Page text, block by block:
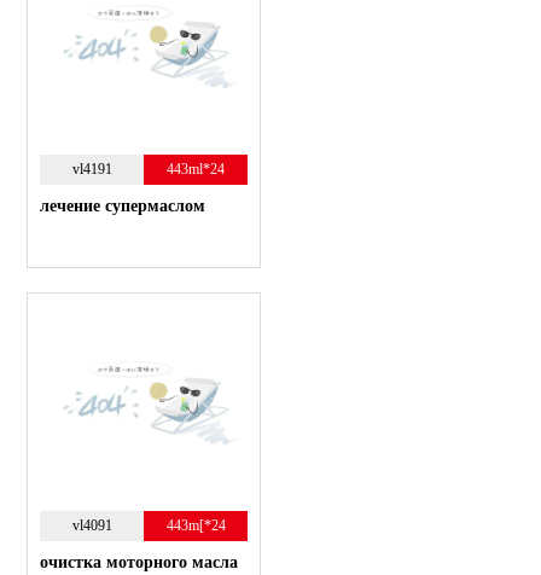
vl4191 443ml*24
лечение супермаслом
vl4091 443m[*24
очистка моторного масла